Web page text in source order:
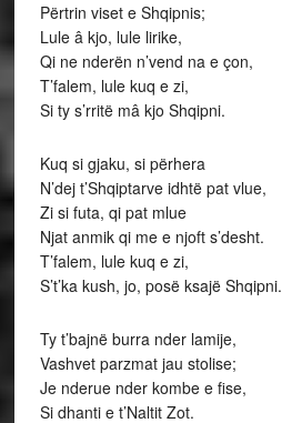
Përtrin viset e Shqipnis;
Lule â kjo, lule lirike,
Qi ne nderën n’vend na e çon,
T’falem, lule kuq e zi,
Si ty s’rritë mâ kjo Shqipni.
Kuq si gjaku, si përhera
N’dej t’Shqiptarve idhtë pat vlue,
Zi si futa, qi pat mlue
Njat anmik qi me e njoft s’desht.
T’falem, lule kuq e zi,
S’t’ka kush, jo, posë ksajë Shqipni.
Ty t’bajnë burra nder lamije,
Vashvet parzmat jau stolise;
Je nderue nder kombe e fise,
Si dhanti e t’Naltit Zot.